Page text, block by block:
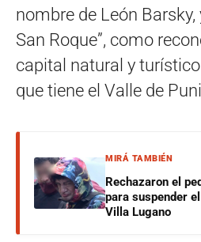
nombre de León Barsky,
San Roque”, como
capital natural y
que tiene el Valle de
MIRÁ TAMBIÉN
Rechazaron el
para suspender
Villa Lugano